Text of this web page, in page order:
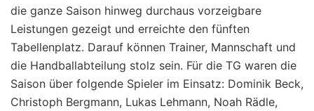
die ganze Saison hinweg durchaus vorzeigbare
Leistungen gezeigt und erreichte den fünften
Tabellenplatz. Darauf können Trainer, Mannschaft und
die Handballabteilung stolz sein. Für die TG waren die
Saison über folgende Spieler im Einsatz: Dominik Beck,
Christoph Bergmann, Lukas Lehmann, Noah Rädle,